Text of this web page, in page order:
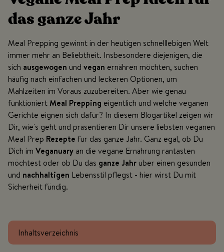
das ganze Jahr
Meal Prepping gewinnt in der heutigen schnelllebigen Welt
immer mehr an Beliebtheit. Insbesondere diejenigen, die
sich ausgewogen und vegan ernähren möchten, suchen
häufig nach einfachen und leckeren Optionen, um
Mahlzeiten im Voraus zuzubereiten. Aber wie genau
funktioniertMeal Prepping eigentlich und welche veganen
Gerichte eignen sich dafür? In diesem Blogartikel zeigen wir
Dir, wie's geht und präsentieren Dir unsere liebsten veganen
Meal Prep Rezepte für das ganze Jahr. Ganz egal, ob Du
Dich im Veganuary an die vegane Ernährung rantasten
möchtest oder ob Du das ganze Jahr über einen gesunden
und nachhaltigen Lebensstil pflegst - hier wirst Du mit
Sicherheit fündig.
Inhaltsverzeichnis